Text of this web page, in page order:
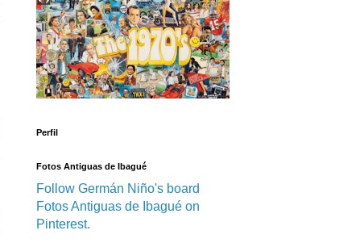
Perfil
Fotos Antiguas de Ibagué
Follow Germán Niño's board
Fotos Antiguas de Ibagué on
Pinterest.